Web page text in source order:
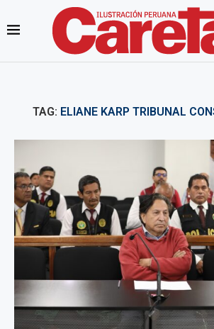
TAG: ELIANE KARP TRIBUNAL